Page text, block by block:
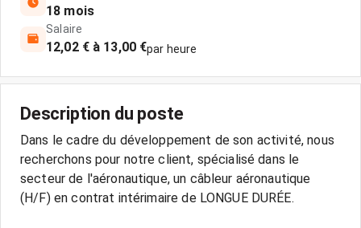
18 mois
Salaire
12,02 € à 13,00 €par heure
Description du poste
Dans le cadre du développement de son activité, nous
recherchons pour notre client, spécialisé dans le
secteur de l'aéronautique, un câbleur aéronautique
(H/F) en contrat intérimaire de LONGUE DURÉE.